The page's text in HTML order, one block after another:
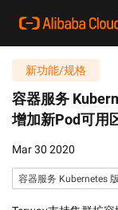
新功能/规格
容器服务
增加新Pod可用
Mar 30 2020
容器服务 Kubernetes